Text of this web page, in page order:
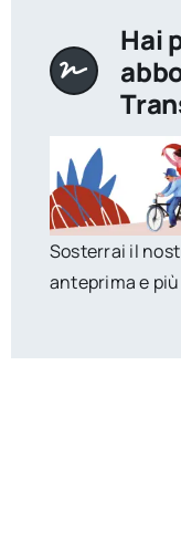
Hai
Sosterrai il
anteprima e